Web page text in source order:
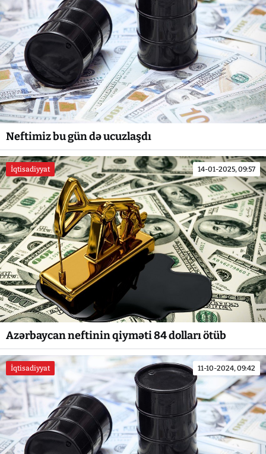
Neftimiz bu gün də ucuzlaşdı
İqtisadiyyat 14-01-2025, 09:57
Azərbaycan neftinin qiyməti 84 dolları ötüb
İqtisadiyyat 11-10-2024, 09:42